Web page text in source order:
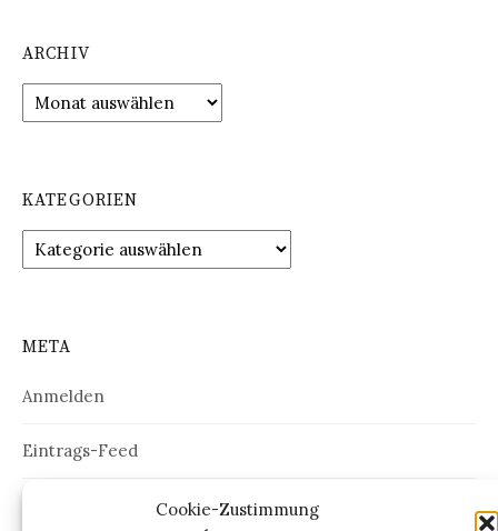
Cookie-Zustimmung
ARCHIV
Archiv
KATEGORIEN
Kategorien
META
Anmelden
Eintrags-Feed
Kommentar-Feed